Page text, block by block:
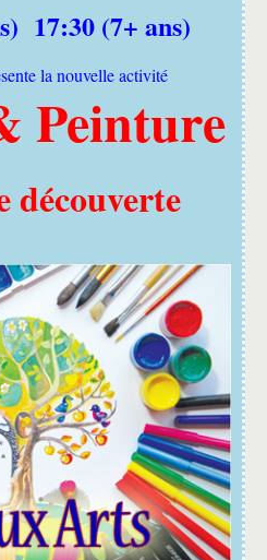
17:30 (7+ ans)
la nouvelle activité
Peinture
découverte